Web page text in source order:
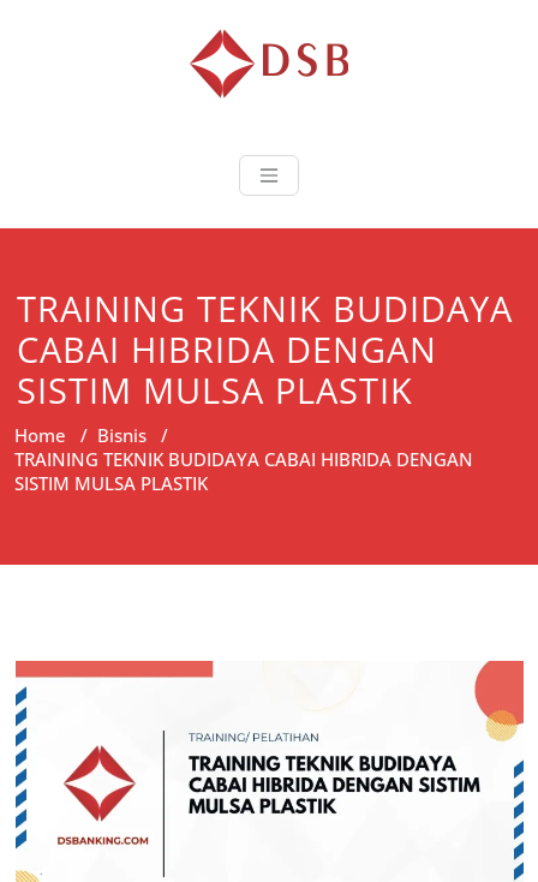
Diorama
TRAINING TEKNIK BUDIDAYA
CABAI HIBRIDA DENGAN
SISTIM MULSA PLASTIK
Home / Bisnis /
TRAINING TEKNIK BUDIDAYA CABAI HIBRIDA DENGAN
SISTIM MULSA PLASTIK